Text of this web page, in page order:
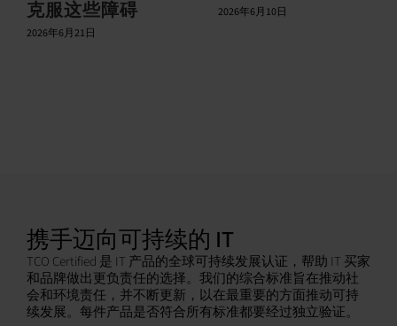
克服这些障碍
2026年6月21日
2026年6月10日
携手迈向可持续的 IT
TCO Certified 是 IT 产品的全球可持续发展认证，帮助 IT 买家
和品牌做出更负责任的选择。我们的综合标准旨在推动社
会和环境责任，并不断更新，以在最重要的方面推动可持
续发展。每件产品是否符合所有标准都要经过独立验证。